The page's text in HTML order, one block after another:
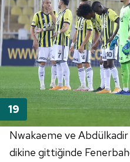
Nwakaeme ve
dikine gittiğinde